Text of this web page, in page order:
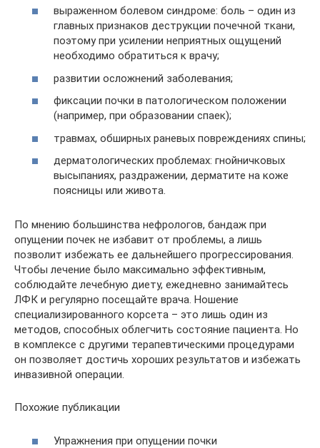
выраженном болевом синдроме: боль – один из
главных признаков деструкции почечной ткани,
поэтому при усилении неприятных ощущений
необходимо обратиться к врачу;
развитии осложнений заболевания;
фиксации почки в патологическом положении
(например, при образовании спаек);
травмах, обширных раневых повреждениях спины;
дерматологических проблемах: гнойничковых
высыпаниях, раздражении, дерматите на коже
поясницы или живота.
По мнению большинства нефрологов, бандаж при
опущении почек не избавит от проблемы, а лишь
позволит избежать ее дальнейшего прогрессирования.
Чтобы лечение было максимально эффективным,
соблюдайте лечебную диету, ежедневно занимайтесь
ЛФК и регулярно посещайте врача. Ношение
специализированного корсета – это лишь один из
методов, способных облегчить состояние пациента. Но
в комплексе с другими терапевтическими процедурами
он позволяет достичь хороших результатов и избежать
инвазивной операции.
Похожие публикации
Упражнения при опущении почки